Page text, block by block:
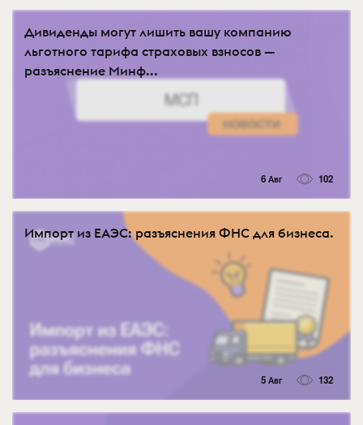
Дивиденды могут лишить вашу компанию
льготного тарифа страховых взносов —
разъяснение Минф...
6 Авг 102
Импорт из ЕАЭС: разъяснения ФНС для бизнеса.
5 Авг 132